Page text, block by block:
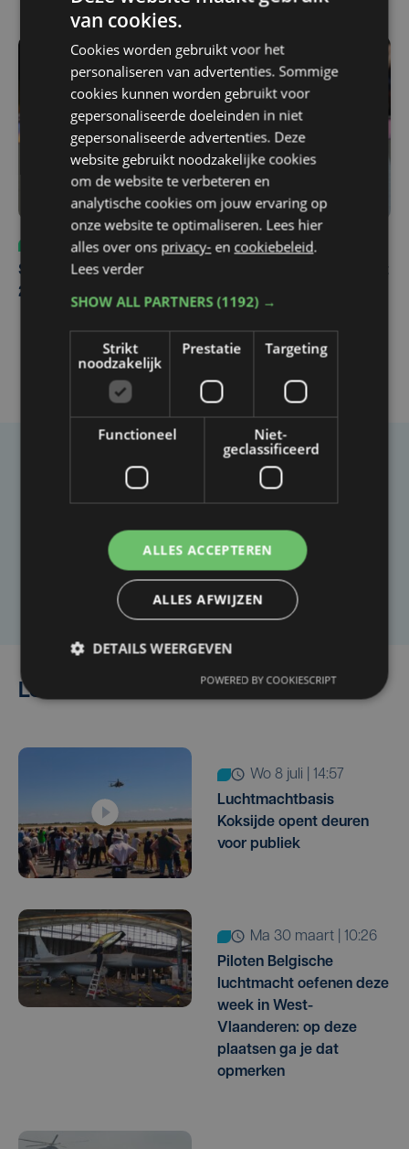
Sport
za 8 augustus | 12:42
Spaanse aanvaller zet handtekening onder contract tot
2031 bij Club Brugge
Taalfout opgemerkt?
Heb je een taal- of schrijffout opgemerkt in dit
artikel?
Laat het ons weten
Lees ook
wo 8 juli | 14:57
Luchtmachtbasis
Koksijde opent deuren
voor publiek
ma 30 maart | 10:26
Piloten Belgische
luchtmacht oefenen deze
week in West-
Vlaanderen: op deze
plaatsen ga je dat
opmerken
van cookies.
Cookies worden gebruikt voor het
personaliseren van advertenties. Sommige
cookies kunnen worden gebruikt voor
gepersonaliseerde doeleinden in niet
gepersonaliseerde advertenties. Deze
website gebruikt noodzakelijke cookies
om de website te verbeteren en
analytische cookies om jouw ervaring op
onze website te optimaliseren. Lees hier
alles over ons privacy- en cookiebeleid.
Lees verder
SHOW ALL PARTNERS(1192) →
Strikt
noodzakelijk
Prestatie Targeting
Functioneel
Niet-
geclassificeerd
ALLES ACCEPTEREN
ALLES AFWIJZEN
DETAILS WEERGEVEN
POWERED BY COOKIESCRIPT